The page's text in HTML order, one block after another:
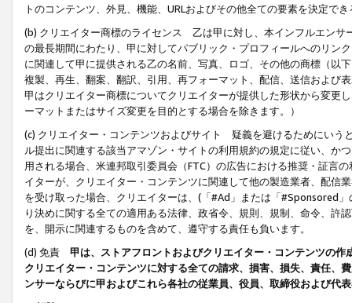
トのコンテンツ、外見、機能、URLおよびその他全ての要素を決定で
(b) クリエイター商標のライセンス 乙は甲に対し、本インフルエンサ
の最長期間にわたり、甲に対してパブリック・プロフィールへのリン
に関連して甲に提供される乙の名前、写真、ロゴ、その他の商標（以
複製、再生、翻案、翻訳、引用、再フォーマット、配信、送信および
甲はクリエイター商標についてクリエイターが提供した形状から変更
ーマットまたはサイズ変更を目的とする場合を除きます。）
(c) クリエイター・コンテンツおよびサイト 疑義を避けるためにいう
ル提出に関連する該当アマゾン・サイトの利用規約の規定に従い、か
用される場合、米連邦取引委員会（FTC）の広告における推奨・証言
イターが、クリエイター・コンテンツに関連して他の製造業者、配信
を受け取った場合、クリエイターは、(「#Ad」または「#Sponsored
り決めに関する全ての適用ある法律、政省令、規則、規制、命令、許
を、開示に関連するものを含めて、遵守する責任も負います。
(d) 免責 甲は、ストアフロントおよびクリエイター・コンテンツの
クリエイター・コンテンツに対する全ての請求、損害、損失、責任、
ンサーならびに甲およびこれら各社の従業員、役員、取締役および代